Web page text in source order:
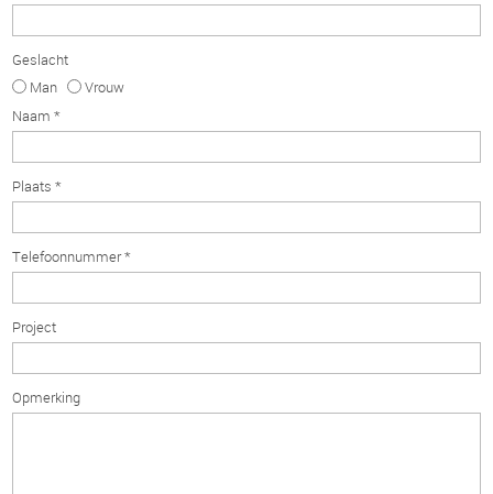
Geslacht
Man
Vrouw
Naam *
Plaats *
Telefoonnummer *
Project
Opmerking